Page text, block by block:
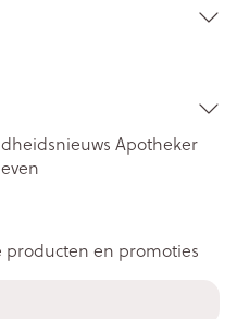
Apotheker
producten en promoties